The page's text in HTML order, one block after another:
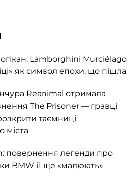
Lamborghini Murciélago
як символ епохи, що пішла
Reanimal отримала
The Prisoner — гравці
таємниці
міста
повернення легенди про
BMW i1 ще «малюють»